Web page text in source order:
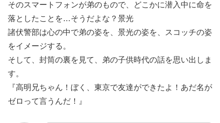
そのスマートフォンが弟のもので、どこかに潜入中に命を
落としたことを…そうだよな？景光
諸伏警部は心の中で弟の姿を、景光の姿を、スコッチの姿
をイメージする。
そして、封筒の裏を見て、弟の子供時代の話を思い出しま
す。
『高明兄ちゃん！ぼく、東京で友達ができたよ！あだ名が
ゼロって言うんだ！』